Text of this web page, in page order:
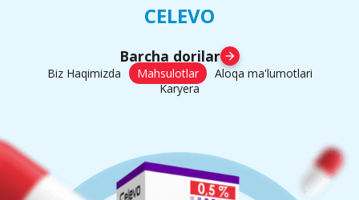
CELEVO
Barcha dorilar arrow_forward
Biz Haqimizda Mahsulotlar
Aloqa ma'lumotlari
Karyera